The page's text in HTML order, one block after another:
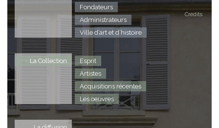
Crédits
Fondateurs
Administrateurs
Ville d’art et d’histoire
La Collection
Esprit
Artistes
Acquisitions récentes
Les oeuvres